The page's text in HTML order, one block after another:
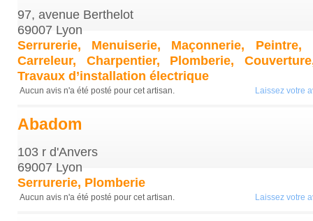
97, avenue Berthelot
69007 Lyon
Serrurerie, Menuiserie, Maçonnerie, Peintre,
Carreleur, Charpentier, Plomberie,
Travaux d’installation électrique
Aucun avis n'a été posté pour cet artisan. Laissez votre
Abadom
103 r d'Anvers
69007 Lyon
Serrurerie, Plomberie
Aucun avis n'a été posté pour cet artisan. Laissez votre